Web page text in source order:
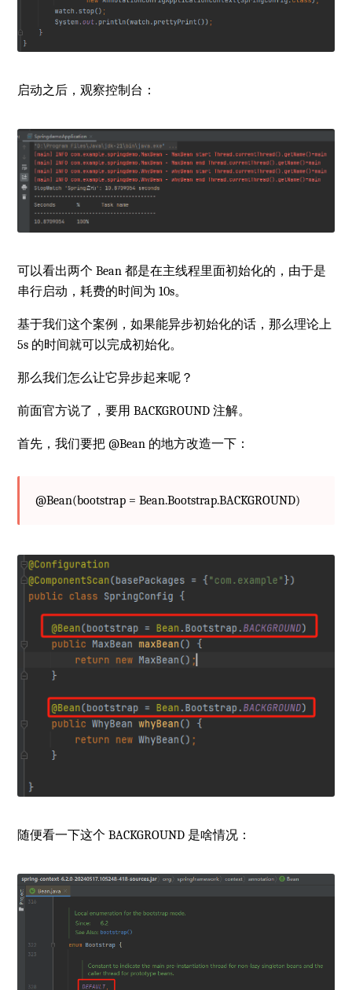
启动之后，观察控制台：
可以看出两个 Bean 都是在主线程里面初始化的，由于是
串行启动，耗费的时间为 10s。
基于我们这个案例，如果能异步初始化的话，那么理论上
5s 的时间就可以完成初始化。
那么我们怎么让它异步起来呢？
前面官方说了，要用 BACKGROUND 注解。
首先，我们要把 @Bean 的地方改造一下：
@Bean(bootstrap = Bean.Bootstrap.BACKGROUND)
随便看一下这个 BACKGROUND 是啥情况：